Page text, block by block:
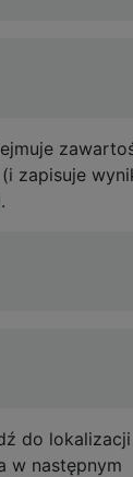
zapisuje
.
do
w następnym